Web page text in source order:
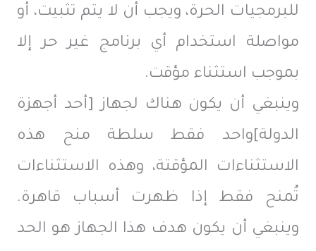
للبرمجيات الحرة، ويجب أن لا يتم تثبيت، أو
مواصلة استخدام أي برنامج غير حر إلا
بموجب استثناء مؤقت.
وينبغي أن يكون هناك لجهاز [أحد أجهزة
الدولة]واحد فقط سلطة منح هذه
الاستثناءات المؤقتة، وهذه الاستثناءات
تُمنح فقط إذا ظهرت أسباب قاهرة.
وينبغي أن يكون هدف هذا الجهاز هو الحد